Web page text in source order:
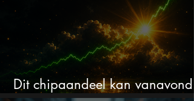
Dit chipaandeel kan vanavond